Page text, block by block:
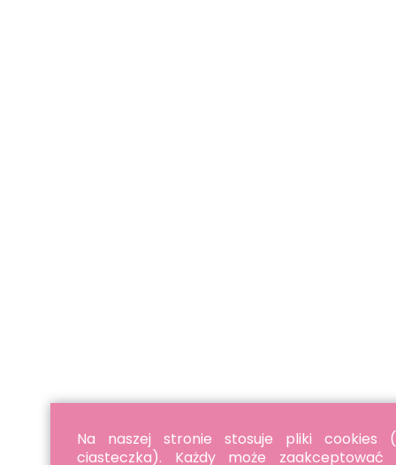
Na naszej stronie stosuje pliki cookies
ciasteczka). Każdy może zaakceptować